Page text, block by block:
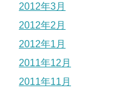
2012年3月
2012年2月
2012年1月
2011年12月
2011年11月